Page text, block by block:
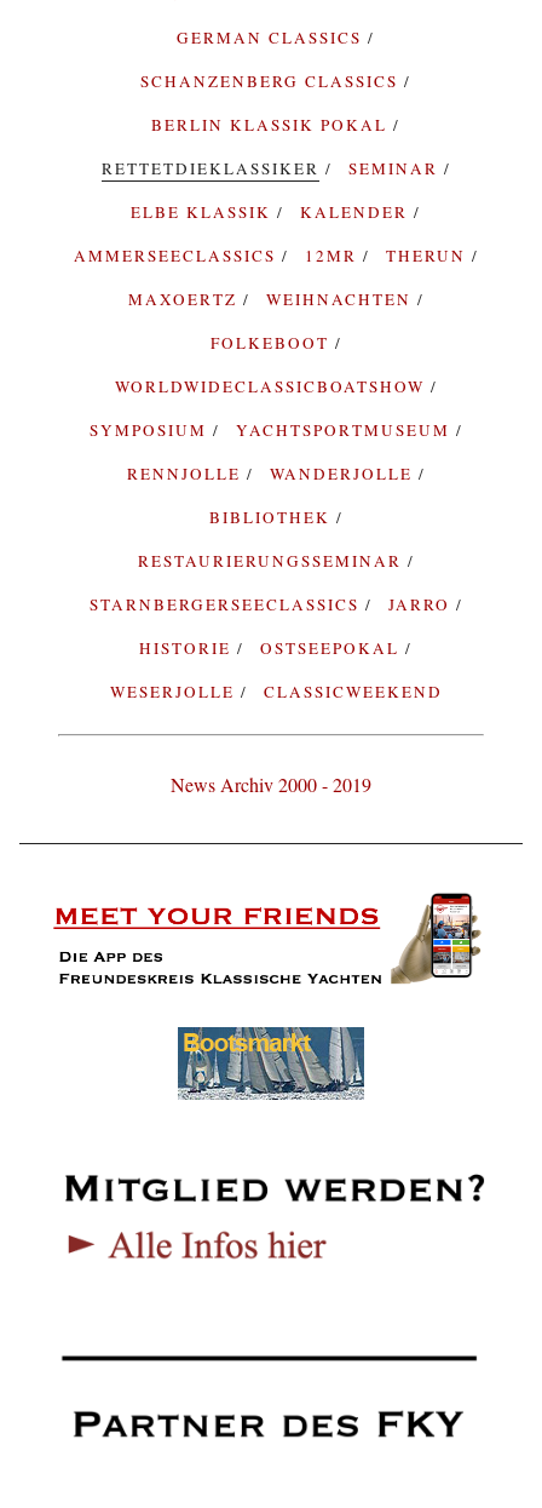
GERMAN CLASSICS
SCHANZENBERG CLASSICS
BERLIN KLASSIK POKAL
RETTETDIEKLASSIKER
SEMINAR
ELBE KLASSIK
KALENDER
AMMERSEECLASSICS
12MR
THERUN
MAXOERTZ
WEIHNACHTEN
FOLKEBOOT
WORLDWIDECLASSICBOATSHOW
SYMPOSIUM
YACHTSPORTMUSEUM
RENNJOLLE
WANDERJOLLE
BIBLIOTHEK
RESTAURIERUNGSSEMINAR
STARNBERGERSEECLASSICS
JARRO
HISTORIE
OSTSEEPOKAL
WESERJOLLE
CLASSICWEEKEND
News Archiv 2000 - 2019